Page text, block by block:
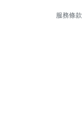
服務條款